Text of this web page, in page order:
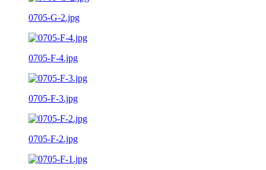
0705-G-2.jpg
0705-F-4.jpg
0705-F-3.jpg
0705-F-2.jpg